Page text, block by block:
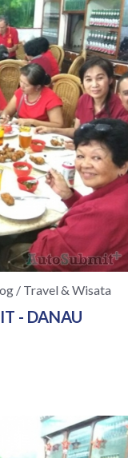
/ Travel & Wisata
- DANAU